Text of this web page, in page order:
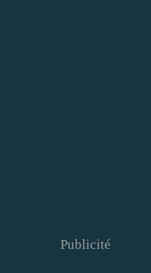
Publicité